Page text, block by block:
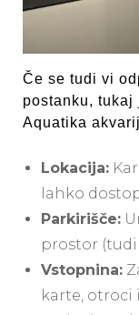
Če se tudi vi
postanku,
Aquatika
Lokacija:
lahko
Parkirišče:
prostor (tudi
Vstopnina:
karte, otroci